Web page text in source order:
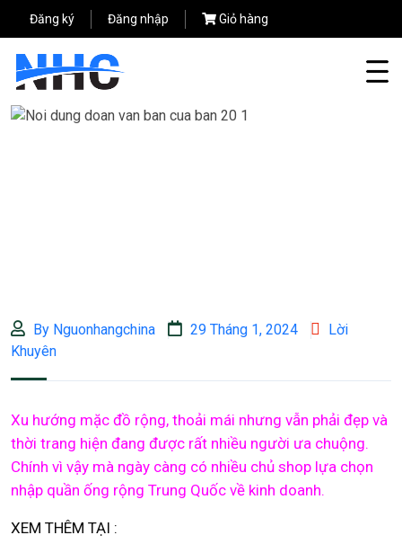
Đăng ký Đăng nhập Giỏ hàng
By Nguonhangchina 29 Tháng 1, 2024
Lời
Khuyên
Xu hướng mặc đồ rộng, thoải mái nhưng vẫn phải đẹp và
thời trang hiện đang được rất nhiều người ưa chuộng.
Chính vì vậy mà ngày càng có nhiều chủ shop lựa chọn
nhập quần ống rộng Trung Quốc về kinh doanh.
XEM THÊM TẠI :